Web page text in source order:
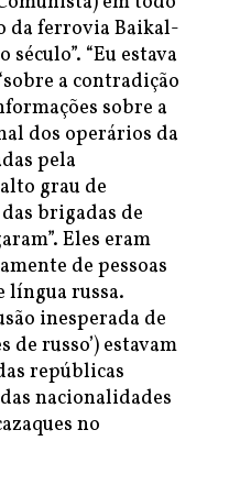
da ferrovia Baikal-
“Eu estava
a contradição
sobre a
dos operários da
pela
grau de
brigadas de
Eles eram
de pessoas
língua russa.
inesperada de
de russo’) estavam
repúblicas
nacionalidades
no